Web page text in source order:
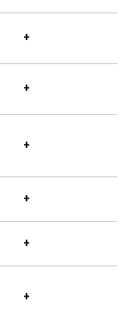
+
+
+
+
+
+